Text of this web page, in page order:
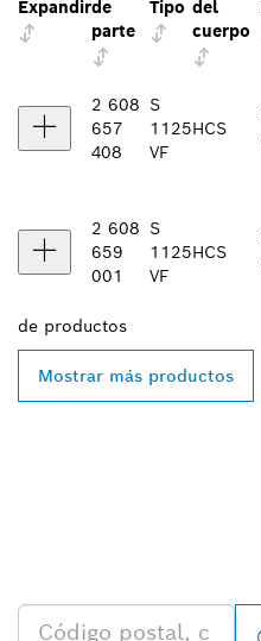
Expandirde
parte
Tipo del
cuerpo
2 608
657
408
S
1125
VF
HCS
2 608
659
001
S
1125
VF
HCS
de productos
Mostrar más productos